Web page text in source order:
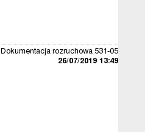
Dokumentacja rozruchowa 531-05
26/07/2019 13:49